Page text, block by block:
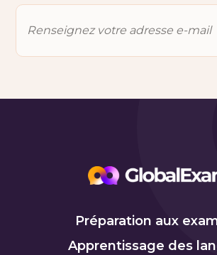
Préparation aux
Apprentissage des